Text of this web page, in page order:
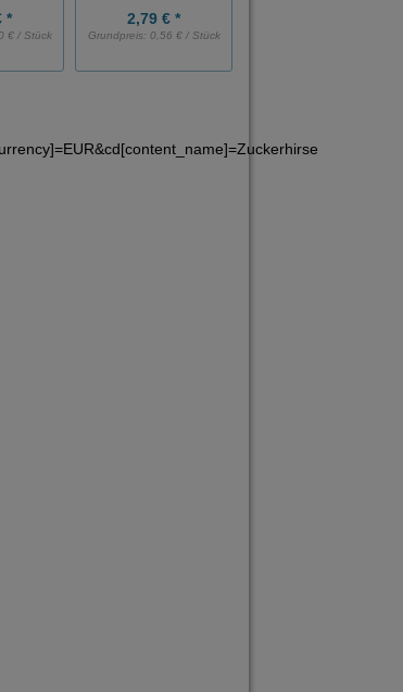
*
€ / Stück
2,79 € *
Grundpreis: 0,56 € / Stück